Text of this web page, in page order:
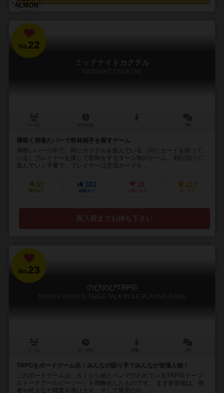
No.22
ミッドナイトカクテル
MIDNIGHT COCKTAIL
薄暗く洒落たバーで乾杯相手を探すゲーム
薄暗いバーの中で、同じカクテルを飲んでいる（同じカードを持って
いる）プレイヤーを探して乾杯をするターン制のゲーム。 時計回りに
進んでいく手番で、プレイヤーは交流カードを...
51
興味あり
181
経験あり
38
お気に入り
213
持ってる
再入荷までお待ち下さい
No.23
のびのびTRPG
NOVICE NOVICE TABLE TALK ROLE PLAYING GAME
TRPGをボードゲーム化！みんなが語り手でみんなが登場人物！
このボードゲームは、古くから紙とペンで行われているTRPG(テーブ
ルトークアールピージー）を簡略化したものです。 まず参加者は、勇
者や村人など職業を選びます。そして最初のG...